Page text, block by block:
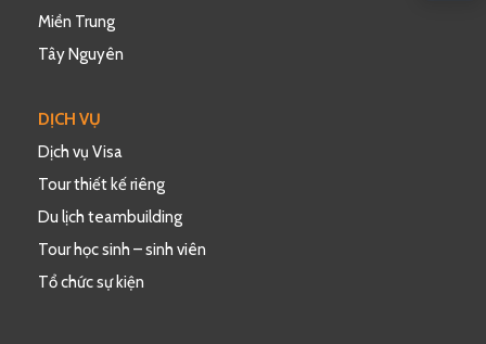
Miền Trung
Tây Nguyên
DỊCH VỤ
Dịch vụ Visa
Tour thiết kế riêng
Du lịch teambuilding
Tour học sinh – sinh viên
Tổ chức sự kiện